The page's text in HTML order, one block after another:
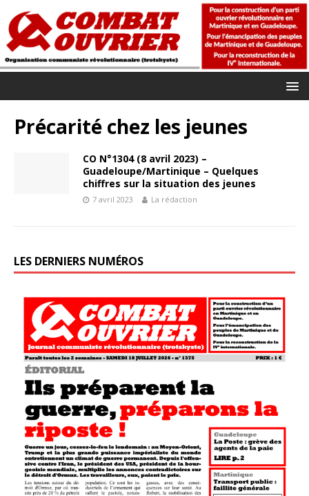
Précarité chez les jeunes
CO N°1304 (8 avril 2023) –
Guadeloupe/Martinique – Quelques
chiffres sur la situation des jeunes
7 avril 2023 La rédaction
LES DERNIERS NUMÉROS